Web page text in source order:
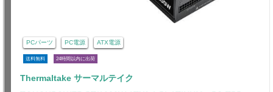
PCパーツ PC電源 ATX電源
送料無料 24時間以内に出荷
Thermaltake サーマルテイク